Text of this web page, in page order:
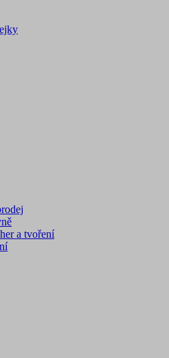
a tvoření